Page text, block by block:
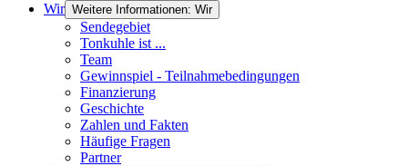
Wir Weitere Informationen: Wir
Sendegebiet
Tonkuhle ist ...
Team
Gewinnspiel - Teilnahmebedingungen
Finanzierung
Geschichte
Zahlen und Fakten
Häufige Fragen
Partner